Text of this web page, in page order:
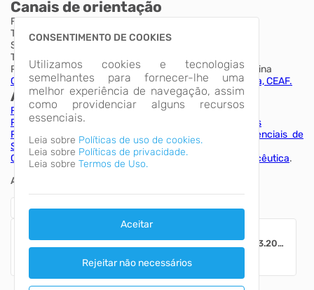
Canais de orientação
Farmácia da Unidade de Saúde de Princesa
Telefone/WhatsApp: 49 9127-5907
Secretaria Municipal de Saúde de Princesa
Telefone: 49 3641-0007
Portal da Secretaria de Estado da Saúde de Santa Catarina
Componente Especializado da Assistência Farmacêutica, CEAF.
Arquivos e links úteis
REMUME do Município de Princesa - ARQUIVO em anexo
RENAME, Relação Nacional de Medicamentos Essenciais
RESME/SC, Relação Estadual de Medicamentos Essenciais de
Santa Catarina
CEAF, Componente Especializado da Assistência Farmacêutica.
ARQUIVOS
Protocolos clinicos - RESOLUÇÃO CONSELHO 03.2025.pdf
CONSENTIMENTO DE COOKIES
Utilizamos cookies e tecnologias
semelhantes para fornecer-lhe uma
melhor experiência de navegação, assim
como providenciar alguns recursos
essenciais.
Leia sobre Políticas de uso de cookies.
Leia sobre Políticas de privacidade.
Leia sobre Termos de Uso.
Aceitar
Rejeitar não necessários